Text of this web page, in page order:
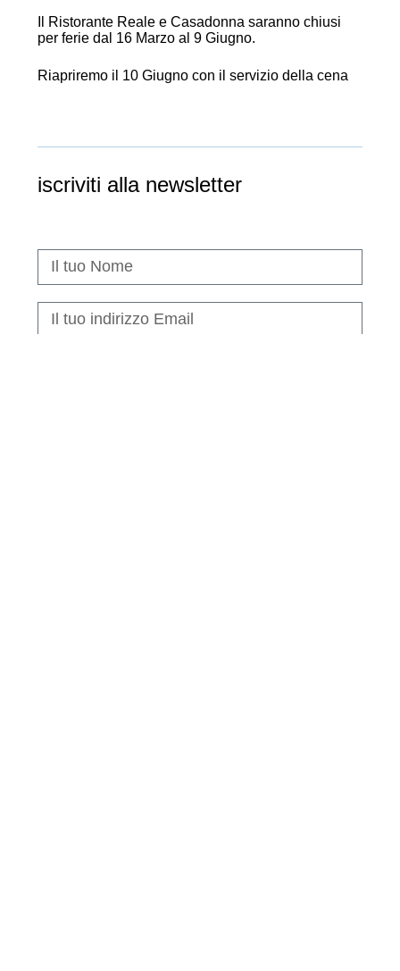
Il Ristorante Reale e Casadonna saranno chiusi
per ferie dal 16 Marzo al 9 Giugno.
Riapriremo il 10 Giugno con il servizio della cena
iscriviti alla newsletter